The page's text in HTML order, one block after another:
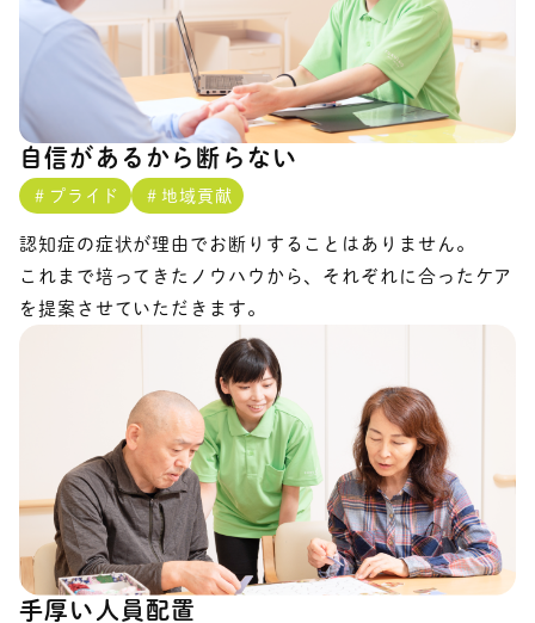
自信があるから断らない
＃プライド ＃地域貢献
認知症の症状が理由でお断りすることはありません。
これまで培ってきたノウハウから、それぞれに合ったケア
を提案させていただきます。
手厚い人員配置